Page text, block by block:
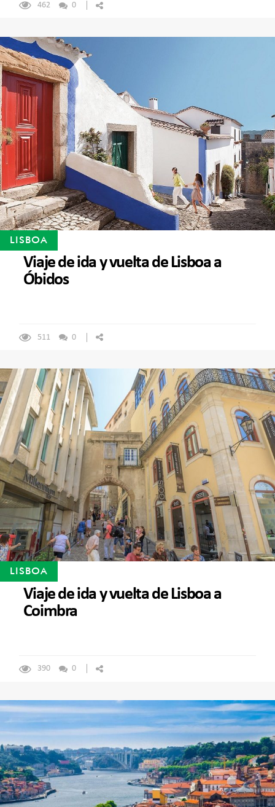
462 0
LISBOA
Viaje de ida y vuelta de Lisboa a
Óbidos
511 0
LISBOA
Viaje de ida y vuelta de Lisboa a
Coimbra
390 0